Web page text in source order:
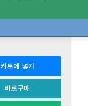
카트에 넣기
바로구매